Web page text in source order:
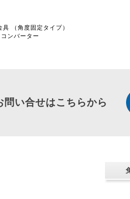
（角度固定タイプ）
ンバーター
問い合せはこちらから